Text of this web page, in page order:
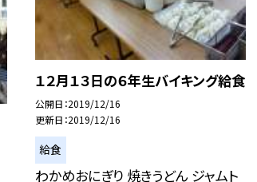
１２月１３日の６年生バイキング給食
公開日 2019/12/16
更新日 2019/12/16
給食
わかめおにぎり 焼きうどん ジャムト